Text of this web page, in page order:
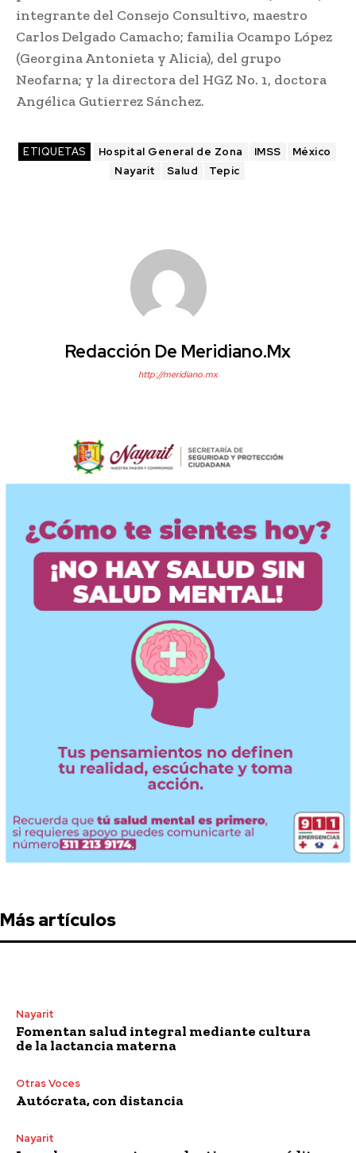
integrante del Consejo Consultivo, maestro
Carlos Delgado Camacho; familia Ocampo López
(Georgina Antonieta y Alicia), del grupo
Neofarna; y la directora del HGZ No. 1, doctora
Angélica Gutierrez Sánchez.
ETIQUETAS Hospital General de Zona IMSS
México
Nayarit
Salud Tepic
Redacción De Meridiano.mx
http://meridiano.mx
Más artículos
Nayarit
Fomentan salud integral mediante cultura
de la lactancia materna
Otras Voces
Autócrata, con distancia
Nayarit